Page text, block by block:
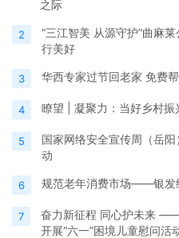
之际
2
“三江智美 从源守护”曲麻
行美好
3 华西专家过节回老家 免费
4 瞭望 | 凝聚力：当好乡村振
5
国家网络安全宣传周（岳
动
6 规范老年消费市场——银发
7
奋力新征程 同心护未来
开展“六一”困境儿童慰问活